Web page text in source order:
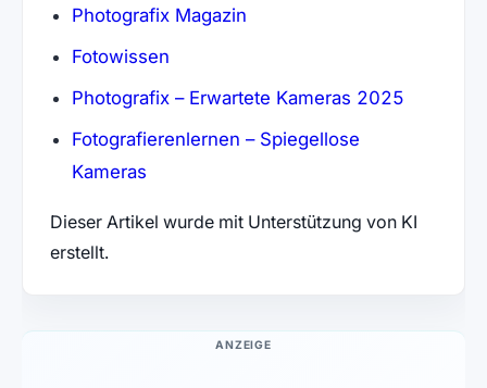
Photografix Magazin(öffnet in neuem Tab)
Fotowissen(öffnet in neuem Tab)
Photografix – Erwartete Kameras 2025(öffnet in
Fotografierenlernen – Spiegellose
Kameras(öffnet in neuem Tab)
Dieser Artikel wurde mit Unterstützung von KI
erstellt.
ANZEIGE